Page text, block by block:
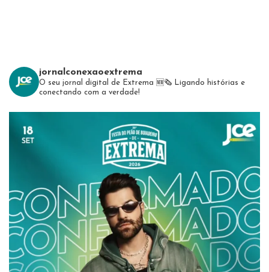
jornalconexaoextrema
O seu jornal digital de Extrema 🆕️🗞 Ligando histórias e
conectando com a verdade!